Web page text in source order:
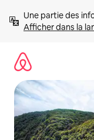
directement
Afficher dans la